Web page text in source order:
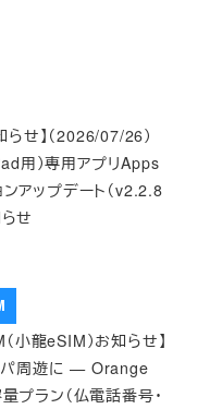
せ】（2026/07/26）
用）専用アプリApps
アップデート（v2.2.8
せ
小龍eSIM）お知らせ】
パ周遊に — Orange
プラン（仏電話番号・